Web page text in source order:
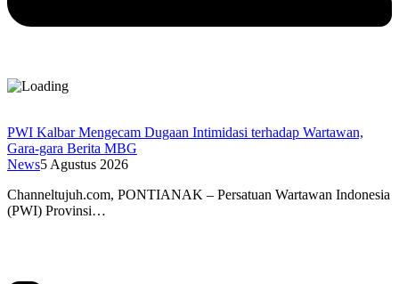
PWI Kalbar Mengecam Dugaan Intimidasi terhadap Wartawan,
Gara-gara Berita MBG
News5 Agustus 2026
Channeltujuh.com, PONTIANAK – Persatuan Wartawan Indonesia
(PWI) Provinsi…